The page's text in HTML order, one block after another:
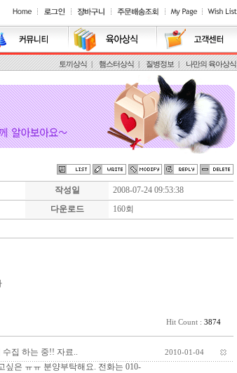
토끼상식 | 햄스터상식 | 질병정보 | 나만의 육아상식
작성일
2008-07-24 09:53:38
다운로드
160회
Hit Count : 3874
수집 하는 중!! 자료.. 2010-01-04
싶은 ㅠㅠ 분양부탁해요. 전화는 010-